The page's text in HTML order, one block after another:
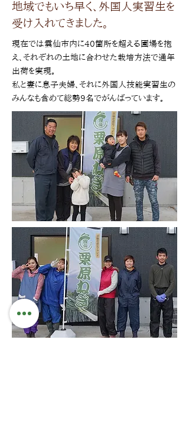
地域でもいち早く、外国人実習生を
受け入れてきました。
現在では雲仙市内に40箇所を超える圃場を抱
え、それぞれの土地に合わせた栽培方法で通年
出荷を実現。
私と妻に息子夫婦、それに外国人技能実習生の
みんなも含めて総勢9名でがんばっています。